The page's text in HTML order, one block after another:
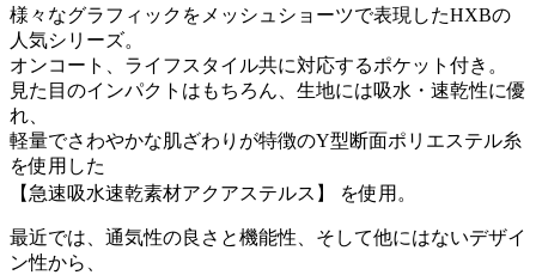
様々なグラフィックをメッシュショーツで表現したHXBの
人気シリーズ。
オンコート、ライフスタイル共に対応するポケット付き。
見た目のインパクトはもちろん、生地には吸水・速乾性に優
れ、
軽量でさわやかな肌ざわりが特徴のY型断面ポリエステル糸
を使用した
【急速吸水速乾素材アクアステルス】 を使用。
最近では、通気性の良さと機能性、そして他にはないデザイ
ン性から、